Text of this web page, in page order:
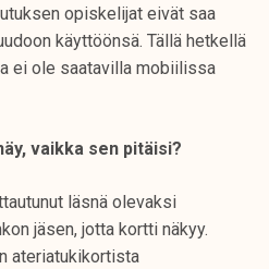
opiskelijat eivät saa
käyttöönsä. Tällä hetkellä
ei ole saatavilla mobiilissa
vaikka sen pitäisi?
läsnä olevaksi
jäsen, jotta kortti näkyy.
ateriatukikortista